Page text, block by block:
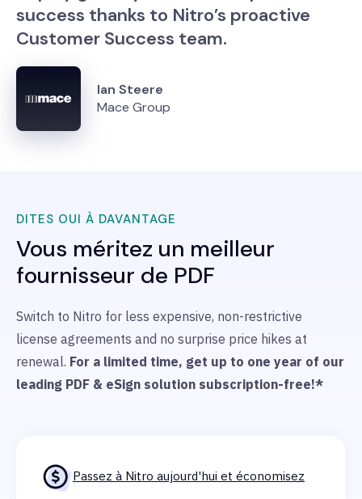
success thanks to Nitro’s proactive
Customer Success team.
Ian Steere
Mace Group
DITES OUI À DAVANTAGE
Vous méritez un meilleur
fournisseur de PDF
Switch to Nitro for less expensive, non-restrictive
license agreements and no surprise price hikes at
renewal. For a limited time, get up to one year of our
leading PDF & eSign solution subscription-free!*
Passez à Nitro aujourd'hui et économisez